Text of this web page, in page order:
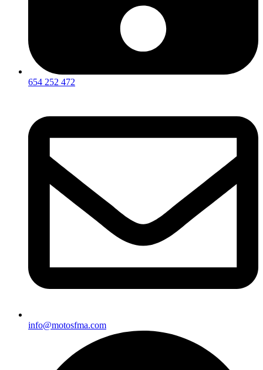
654 252 472
info@motosfma.com